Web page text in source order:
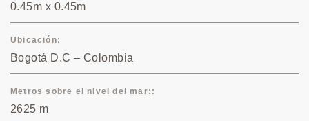
0.45m x 0.45m
Ubicación
Bogotá D.C – Colombia
Metros sobre el nivel del mar:
2625 m